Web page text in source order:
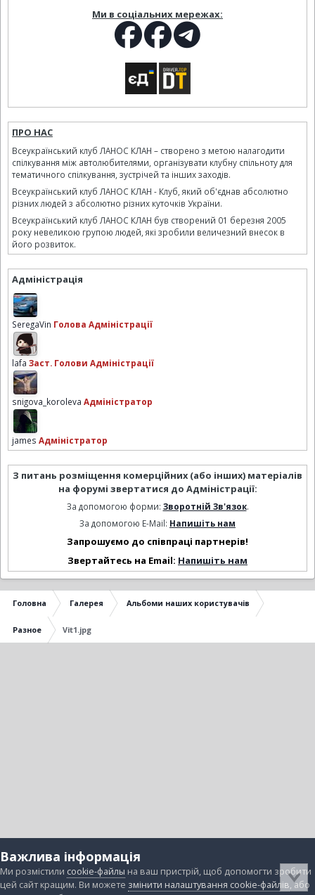
Ми в соціальних мережах:
ПРО НАС
Всеукраїнський клуб ЛАНОС КЛАН – створено з метою налагодити
спілкування між автолюбителями, організувати клубну спільноту для
тематичного спілкування, зустрічей та інших заходів.
Всеукраїнський клуб ЛАНОС КЛАН - Клуб, який об'єднав абсолютно
різних людей з абсолютно різних куточків України.
Всеукраїнський клуб ЛАНОС КЛАН був створений 01 березня 2005
року невеликою групою людей, які зробили величезний внесок в
його розвиток.
Адміністрація
SeregaVin Голова Адміністрації
lafa Заст. Голови Адміністрації
snigova_koroleva Адміністратор
james Адміністратор
З питань розміщення комерційних (або інших) матеріалів
на форумі звертатися до Адміністрації:
За допомогою форми: Зворотній Зв'язок.
За допомогою E-Mail: Напишіть нам
Запрошуємо до співпраці партнерів!
Звертайтесь на Email: Напишіть нам
Головна Галерея Альбоми наших користувачів
Разное Vit1.jpg
Важлива інформація
Ми розмістили cookie-файлы на ваш пристрій, щоб допомогти зробити
цей сайт кращим. Ви можете змінити налаштування cookie-файлів, або